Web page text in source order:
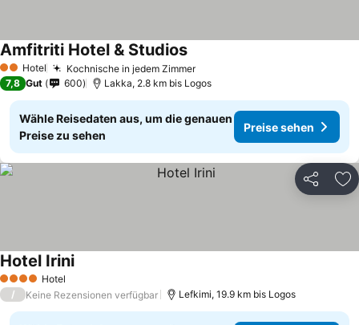
2 Sterne
Hotel Kochnische in jedem Zimmer
Amfitriti Hotel & Studios
7,8 Gut 600 Lakka, 2.8 km bis Logos
Wähle Reisedaten aus, um die genauen
Preise zu sehen
Preise sehen
Teilen
4 Sterne Hotel
Hotel Irini
/ Keine Rezensionen verfügbar Lefkimi, 19.9 km bis Logos